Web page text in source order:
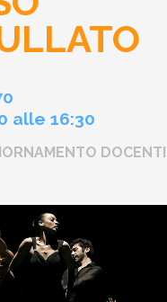
alle 16:30
DOCENTI